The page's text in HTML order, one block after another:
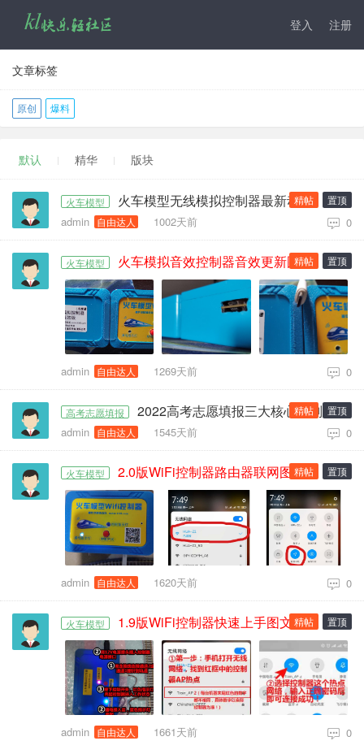
登入 注册
文章标签
原创 爆料
默认 精华 版块
火车模型 火车模型无线模拟控制器最新动态消息
admin 自由达人 1002天前 0
精帖 置顶
火车模型 火车模拟音效控制器音效更新图文教程
admin 自由达人 1269天前 0
精帖 置顶
高考志愿填报 2022高考志愿填报三大核心原则，升学参考！
admin 自由达人 1545天前 0
精帖 置顶
火车模型 2.0版WiFi控制器路由器联网图文简明操作教程
admin 自由达人 1620天前 0
精帖 置顶
火车模型 1.9版WiFi控制器快速上手图文简明操作教程！
admin 自由达人 1661天前 0
精帖 置顶